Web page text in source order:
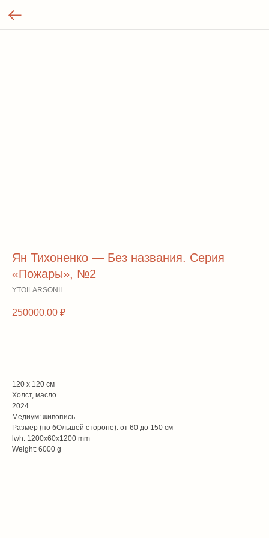
Ян Тихоненко — Без названия. Серия
«Пожары», №2
YTOILARSONII
250000.00 ₽
120 x 120 см
Холст, масло
2024
Медиум: живопись
Размер (по бОльшей стороне): от 60 до 150 см
lwh: 1200x60x1200 mm
Weight: 6000 g